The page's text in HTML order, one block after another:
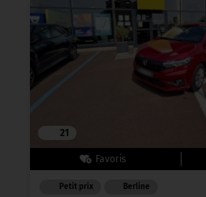
21
Petit prix Berline